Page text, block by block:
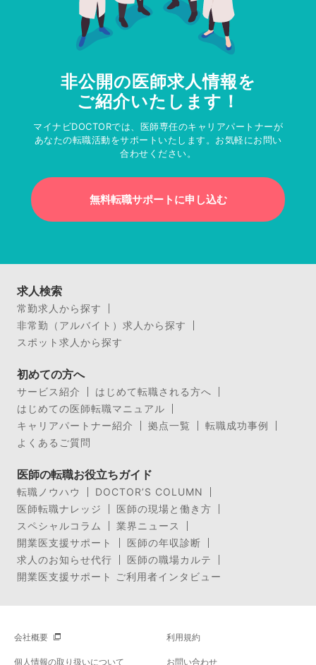
非公開の医師求人情報を
ご紹介いたします！
マイナビDOCTORでは、医師専任のキャリアパートナーが
あなたの転職活動をサポートいたします。お気軽にお問い
合わせください。
無料転職サポートに申し込む
求人検索
常勤求人から探す
非常勤（アルバイト）求人から探す
スポット求人から探す
初めての方へ
サービス紹介
はじめて転職される方へ
はじめての医師転職マニュアル
キャリアパートナー紹介
拠点一覧
転職成功事例
よくあるご質問
医師の転職お役立ちガイド
転職ノウハウ
DOCTOR’S COLUMN
医師転職ナレッジ
医師の現場と働き方
スペシャルコラム
業界ニュース
開業医支援サポート
医師の年収診断
求人のお知らせ代行
医師の職場カルテ
開業医支援サポート ご利用者インタビュー
会社概要 利用規約
個人情報の取り扱いについて お問い合わせ